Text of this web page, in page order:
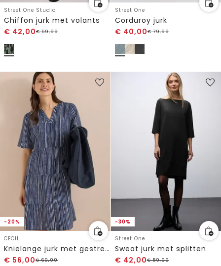
Street One Studio
Chiffon jurk met volants
€ 42,00€59,99
Street One
Corduroy jurk
€ 40,00€79,99
-20%
CECIL
Knielange jurk met gestreept patroon
€ 56,00€69,99
-30%
Street One
Sweat jurk met splitten
€ 42,00€59,99